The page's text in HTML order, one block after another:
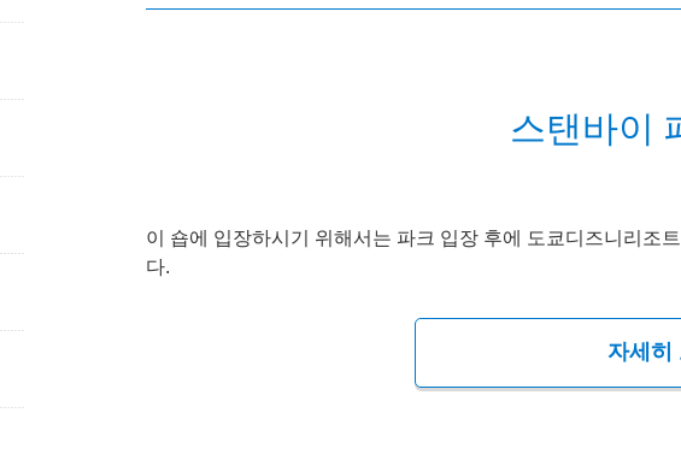
스탠바이
이 숍에 입장하시기 위해서는 파크 입장 후에 도쿄디즈니리조
다.
자세히